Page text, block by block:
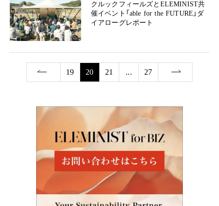
クルックフィールズとELEMINIST共
催イベント「able for the FUTURE」ダ
イアローグレポート
19 20 21 ... 27